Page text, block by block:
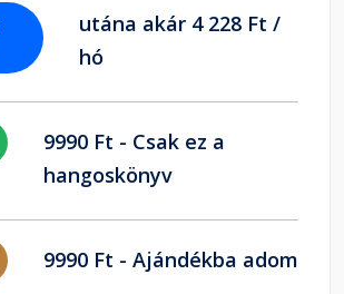
utána akár 4 228 Ft /
hó
9990 Ft - Csak ez a
hangoskönyv
9990 Ft - Ajándékba adom